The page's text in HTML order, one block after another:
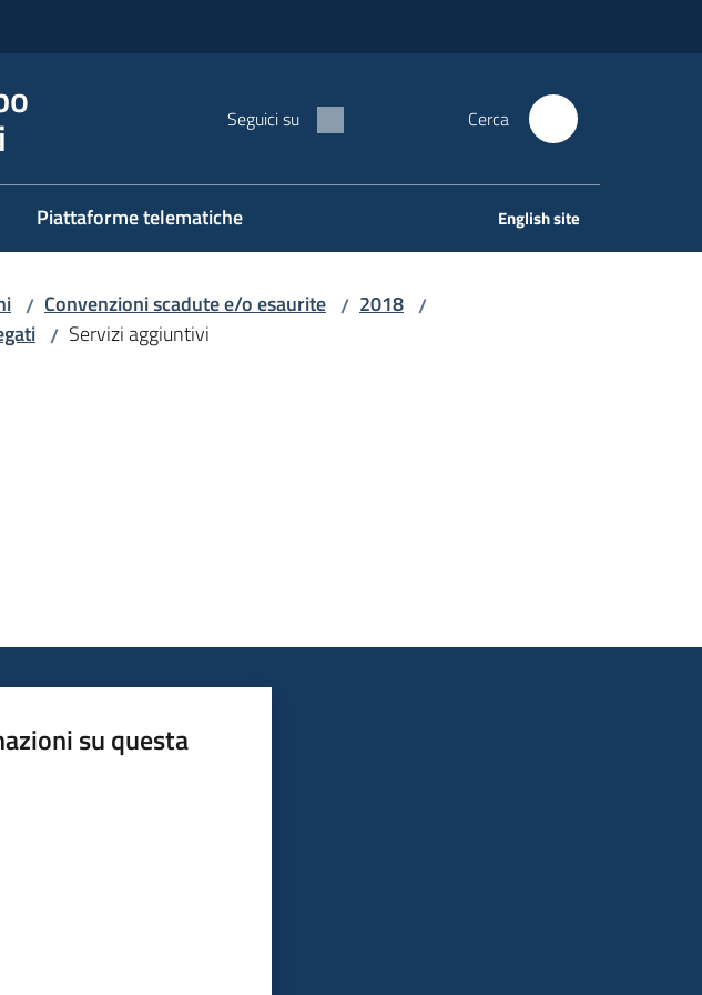
Seguici su Cerca
Piattaforme telematiche English site
/ Convenzioni scadute e/o esaurite / 2018 /
/ Servizi aggiuntivi
su questa